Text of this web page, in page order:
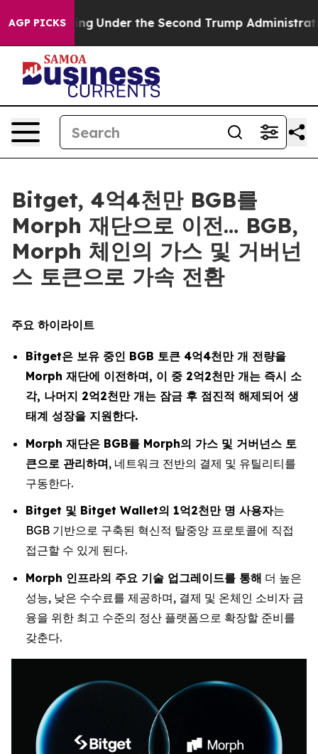
AGP PICKSUnder the Second Trump Administration, the
Bitget, 4억4천만 BGB를
Morph 재단으로 이전… BGB,
Morph 체인의 가스 및 거버넌
스 토큰으로 가속 전환
주요 하이라이트
Bitget은 보유 중인 BGB 토큰 4억4천만 개 전량을
Morph 재단에 이전하며, 이 중 2억2천만 개는 즉시 소
각, 나머지 2억2천만 개는 잠금 후 점진적 해제되어 생
태계 성장을 지원한다.
Morph 재단은 BGB를 Morph의 가스 및 거버넌스 토
큰으로 관리하며, 네트워크 전반의 결제 및 유틸리티를
구동한다.
Bitget 및 Bitget Wallet의 1억2천만 명 사용자는
BGB 기반으로 구축된 혁신적 탈중앙 프로토콜에 직접
접근할 수 있게 된다.
Morph 인프라의 주요 기술 업그레이드를 통해 더 높은
성능, 낮은 수수료를 제공하며, 결제 및 온체인 소비자 금
융을 위한 최고 수준의 정산 플랫폼으로 확장할 준비를
갖춘다.